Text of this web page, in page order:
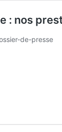
: nos
de-presse